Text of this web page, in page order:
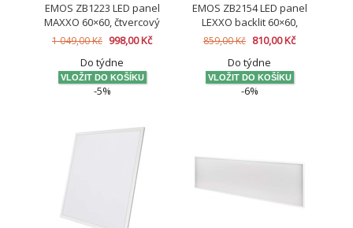
EMOS ZB1223 LED panel
MAXXO 60×60, čtvercový
vestavný bílý, 36W teplá
1 049,00 Kč 998,00 Kč
Do týdne
-5%
EMOS ZB2154 LED panel
LEXXO backlit 60×60,
čtvercový vestavný bílý,
30W neutr. b.
859,00 Kč 810,00 Kč
Do týdne
-6%